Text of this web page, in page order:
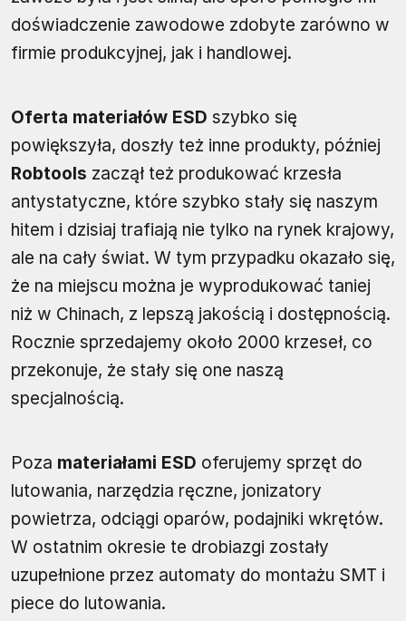
doświadczenie zawodowe zdobyte zarówno w
firmie produkcyjnej, jak i handlowej.
Oferta materiałów ESD szybko się
powiększyła, doszły też inne produkty, później
Robtools zaczął też produkować krzesła
antystatyczne, które szybko stały się naszym
hitem i dzisiaj trafiają nie tylko na rynek krajowy,
ale na cały świat. W tym przypadku okazało się,
że na miejscu można je wyprodukować taniej
niż w Chinach, z lepszą jakością i dostępnością.
Rocznie sprzedajemy około 2000 krzeseł, co
przekonuje, że stały się one naszą
specjalnością.
Poza materiałami ESD oferujemy sprzęt do
lutowania, narzędzia ręczne, jonizatory
powietrza, odciągi oparów, podajniki wkrętów.
W ostatnim okresie te drobiazgi zostały
uzupełnione przez automaty do montażu SMT i
piece do lutowania.